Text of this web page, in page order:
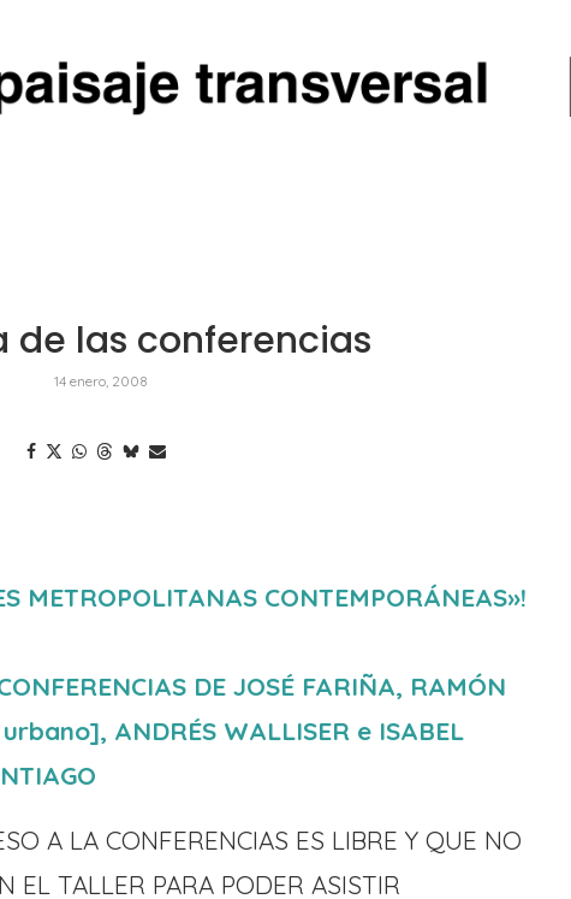
de las conferencias
14 enero, 2008
METROPOLITANAS CONTEMPORÁNEAS»!
DE JOSÉ FARIÑA, RAMÓN
ANDRÉS WALLISER e ISABEL
A LA CONFERENCIAS ES LIBRE Y QUE NO
EL TALLER PARA PODER ASISTIR